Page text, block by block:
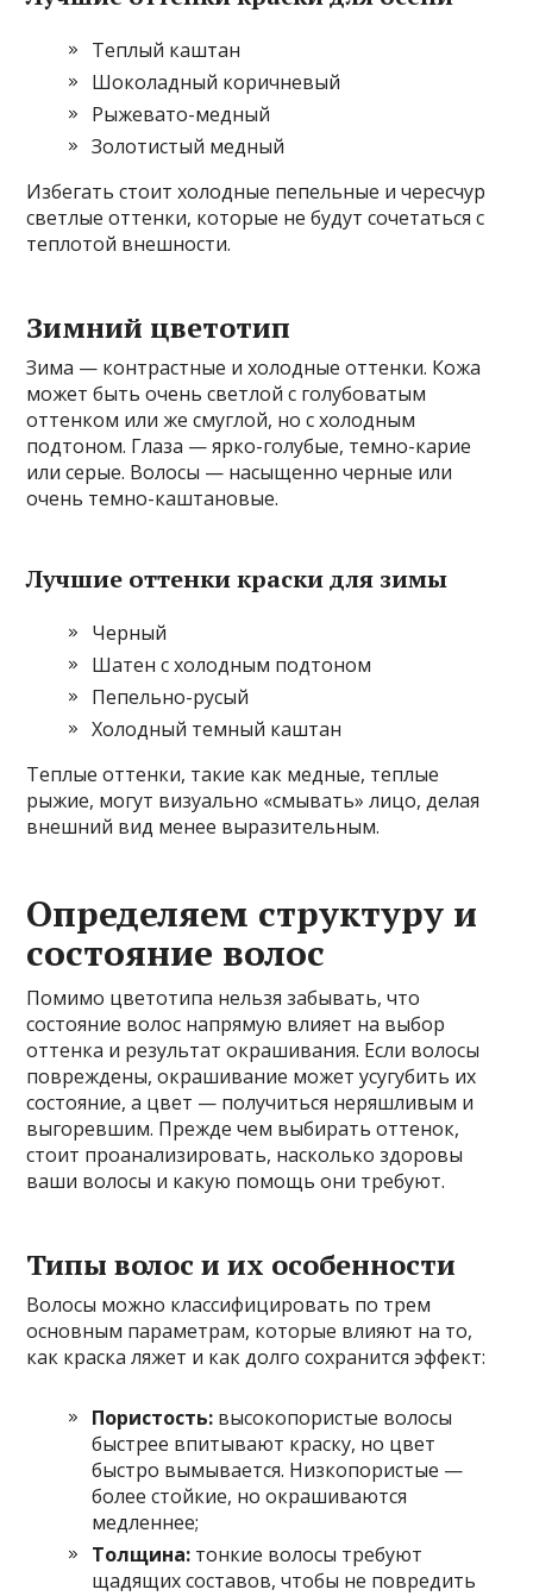
Теплый каштан
Шоколадный коричневый
Рыжевато-медный
Золотистый медный
Избегать стоит холодные пепельные и чересчур
светлые оттенки, которые не будут сочетаться с
теплотой внешности.
Зимний цветотип
Зима — контрастные и холодные оттенки. Кожа
может быть очень светлой с голубоватым
оттенком или же смуглой, но с холодным
подтоном. Глаза — ярко-голубые, темно-карие
или серые. Волосы — насыщенно черные или
очень темно-каштановые.
Лучшие оттенки краски для зимы
Черный
Шатен с холодным подтоном
Пепельно-русый
Холодный темный каштан
Теплые оттенки, такие как медные, теплые
рыжие, могут визуально «смывать» лицо, делая
внешний вид менее выразительным.
Определяем структуру и
состояние волос
Помимо цветотипа нельзя забывать, что
состояние волос напрямую влияет на выбор
оттенка и результат окрашивания. Если волосы
повреждены, окрашивание может усугубить их
состояние, а цвет — получиться неряшливым и
выгоревшим. Прежде чем выбирать оттенок,
стоит проанализировать, насколько здоровы
ваши волосы и какую помощь они требуют.
Типы волос и их особенности
Волосы можно классифицировать по трем
основным параметрам, которые влияют на то,
как краска ляжет и как долго сохранится эффект:
Пористость: высокопористые волосы
быстрее впитывают краску, но цвет
быстро вымывается. Низкопористые —
более стойкие, но окрашиваются
медленнее;
Толщина: тонкие волосы требуют
щадящих составов, чтобы не повредить